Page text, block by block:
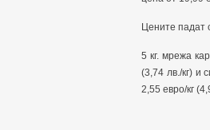
Цените падат
5 кг. мрежа
(3,74 лв./кг) и
2,55 евро/кг